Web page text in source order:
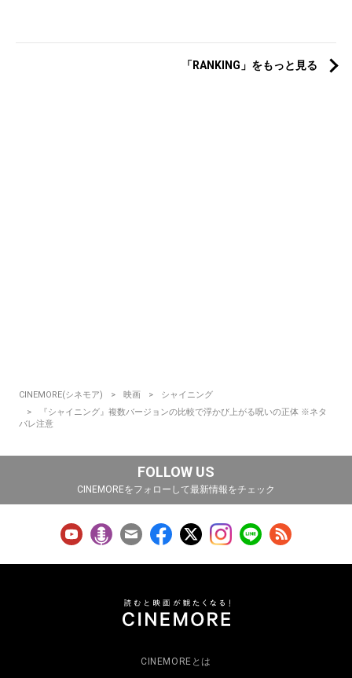
「RANKING」をもっと見る
CINEMORE(シネモア) 映画
シャイニング
『シャイニング』複数バージョンの比較で浮かび上がる呪いの正体 ※ネタ
バレ注意
FOLLOW US
CINEMOREをフォローして最新情報をチェック
CINEMOREとは